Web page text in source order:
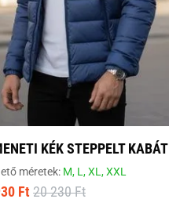
KÉK STEPPELT KABÁT
méretek: M, L,XL,XXL
Ft 20 230 Ft